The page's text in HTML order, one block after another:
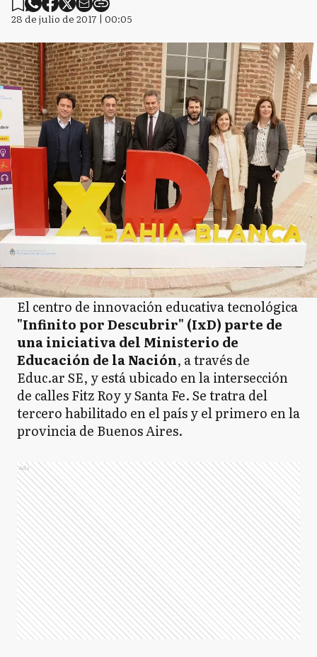
28 de julio de 2017 | 00:05
El centro de innovación educativa tecnológica
"Infinito por Descubrir" (IxD) parte de
una iniciativa del Ministerio de
Educación de la Nación, a través de
Educ.ar SE, y está ubicado en la intersección
de calles Fitz Roy y Santa Fe. Se tratra del
tercero habilitado en el país y el primero en la
provincia de Buenos Aires.
Ads